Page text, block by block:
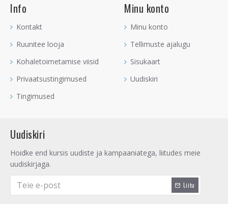
Info
Kontakt
Ruunitee looja
Kohaletoimetamise viisid
Privaatsustingimused
Tingimused
Minu konto
Minu konto
Tellimuste ajalugu
Sisukaart
Uudiskiri
Uudiskiri
Hoidke end kursis uudiste ja kampaaniatega, liitudes meie
uudiskirjaga.
Liitu